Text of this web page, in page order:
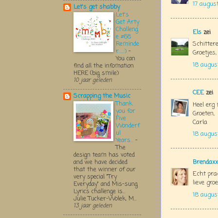
17
Els zei
18
CEEzei
Heel erg
Groeten,
Carla
18
Brendaxx
Echt
lieve
18
Let's get shabby
Let's
Get Arty
Challeng
e #68
Reminde
r.....:) -
You can
find all the infomation
HERE (big smile)
10 jaar geleden
Scrapping the Music
Thank
you for
Five
Wonderf
ul
Years... -
The
design team has voted
and we have decided
that the winner of our
very special "Try
Everyday" and Mis-sung
Lyrics challenge is...
Julie Tucker-Wolek, M...
13 jaar geleden